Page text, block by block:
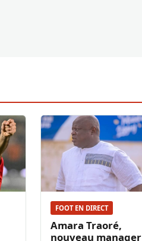
FOOT EN DIRECT
Amara Traoré,
nouveau manager